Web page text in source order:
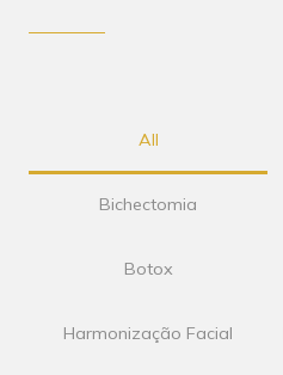
All
Bichectomia
Botox
Harmonização Facial